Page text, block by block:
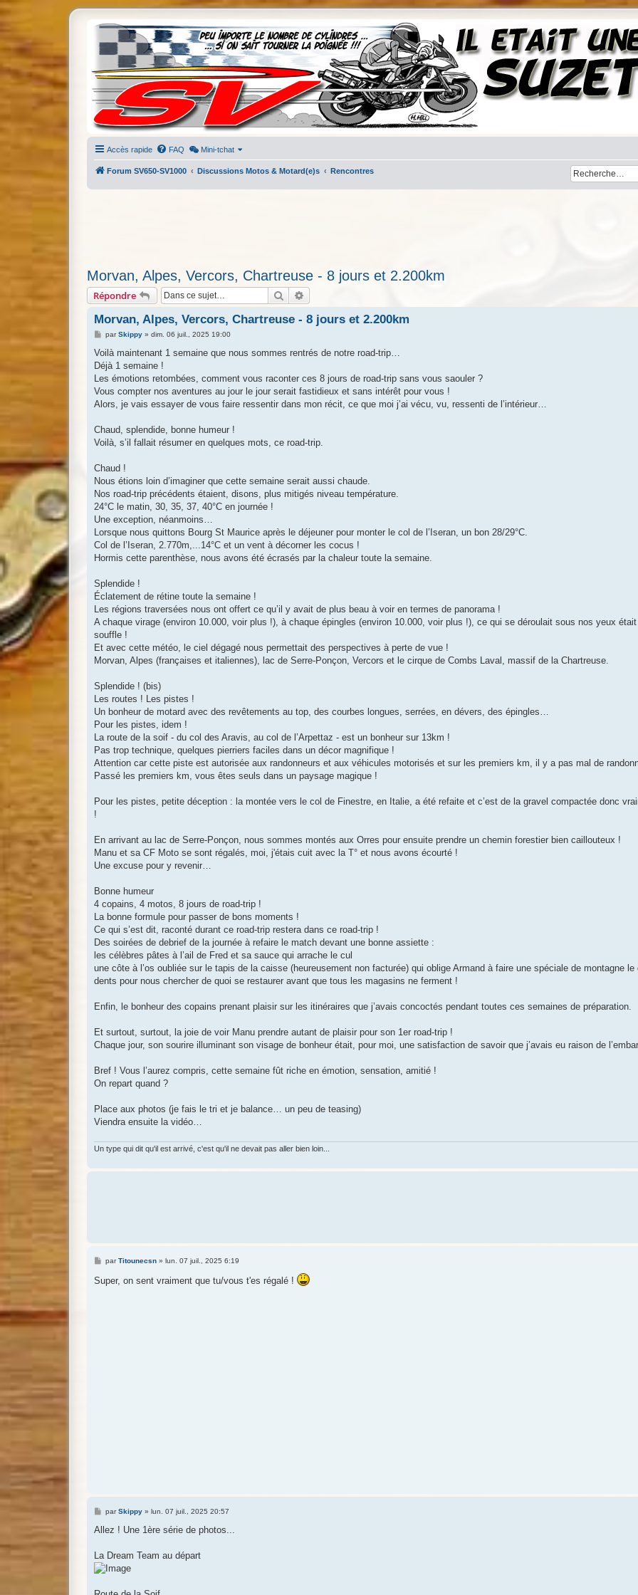
Accès rapide FAQ Mini-tchat
Forum SV650-SV1000 Discussions Motos & Motard(e)s Rencontres
Morvan, Alpes, Vercors, Chartreuse - 8 jours et 2.200km
Répondre Rechercher
Morvan, Alpes, Vercors, Chartreuse - 8 jours et 2.200km
M
s
a
g
parSkippy» dim. 06 juil., 2025 19:00
Voilà maintenant 1 semaine que nous sommes rentrés de notre road-trip…
Déjà 1 semaine !
Les émotions retombées, comment vous raconter ces 8 jours de road-trip sans vous saouler ?
Vous compter nos aventures au jour le jour serait fastidieux et sans intérêt pour vous !
Alors, je vais essayer de vous faire ressentir dans mon récit, ce que moi j’ai vécu, vu, ressenti de l’intérieur…
Chaud, splendide, bonne humeur !
Voilà, s’il fallait résumer en quelques mots, ce road-trip.
Chaud !
Nous étions loin d’imaginer que cette semaine serait aussi chaude.
Nos road-trip précédents étaient, disons, plus mitigés niveau température.
24°C le matin, 30, 35, 37, 40°C en journée !
Une exception, néanmoins…
Lorsque nous quittons Bourg St Maurice après le déjeuner pour monter le col de l’Iseran, un bon 28/29°C.
Col de l’Iseran, 2.770m,...14°C et un vent à décorner les cocus !
Hormis cette parenthèse, nous avons été écrasés par la chaleur toute la semaine.
Splendide !
Éclatement de rétine toute la semaine !
Les régions traversées nous ont offert ce qu’il y avait de plus beau à voir en termes de panorama !
A chaque virage (environ 10.000, voir plus !), à chaque épingles (environ 10.000, voir plus !), ce qui se déroulait sous nos yeux
souffle !
Et avec cette météo, le ciel dégagé nous permettait des perspectives à perte de vue !
Morvan, Alpes (françaises et italiennes), lac de Serre-Ponçon, Vercors et le cirque de Combs Laval, massif de la Chartreuse.
Splendide ! (bis)
Les routes ! Les pistes !
Un bonheur de motard avec des revêtements au top, des courbes longues, serrées, en dévers, des épingles…
Pour les pistes, idem !
La route de la soif - du col des Aravis, au col de l’Arpettaz - est un bonheur sur 13km !
Pas trop technique, quelques pierriers faciles dans un décor magnifique !
Attention car cette piste est autorisée aux randonneurs et aux véhicules motorisés et sur les premiers km, il y a pas mal de
Passé les premiers km, vous êtes seuls dans un paysage magique !
Pour les pistes, petite déception : la montée vers le col de Finestre, en Italie, a été refaite et c’est de la gravel compactée donc
!
En arrivant au lac de Serre-Ponçon, nous sommes montés aux Orres pour ensuite prendre un chemin forestier bien caillouteux !
Manu et sa CF Moto se sont régalés, moi, j'étais cuit avec la T° et nous avons écourté !
Une excuse pour y revenir…
Bonne humeur
4 copains, 4 motos, 8 jours de road-trip !
La bonne formule pour passer de bons moments !
Ce qui s’est dit, raconté durant ce road-trip restera dans ce road-trip !
Des soirées de debrief de la journée à refaire le match devant une bonne assiette :
les célèbres pâtes à l’ail de Fred et sa sauce qui arrache le cul
une côte à l’os oubliée sur le tapis de la caisse (heureusement non facturée) qui oblige Armand à faire une spéciale de montagne le
dents pour nous chercher de quoi se restaurer avant que tous les magasins ne ferment !
Enfin, le bonheur des copains prenant plaisir sur les itinéraires que j’avais concoctés pendant toutes ces semaines de préparation.
Et surtout, surtout, la joie de voir Manu prendre autant de plaisir pour son 1er road-trip !
Chaque jour, son sourire illuminant son visage de bonheur était, pour moi, une satisfaction de savoir que j’avais eu raison de
Bref ! Vous l’aurez compris, cette semaine fût riche en émotion, sensation, amitié !
On repart quand ?
Place aux photos (je fais le tri et je balance… un peu de teasing)
Viendra ensuite la vidéo…
Un type qui dit qu'il est arrivé, c'est qu'il ne devait pas aller bien loin...
M
s
parTitounecsn» lun. 07 juil., 2025 6:19
Super, on sent vraiment que tu/vous t'es régalé !
M
s
g
e
parSkippy» lun. 07 juil., 2025 20:57
Allez ! Une 1ère série de photos...
La Dream Team au départ